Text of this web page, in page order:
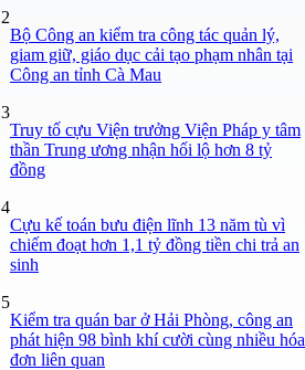
2
Bộ Công an kiểm tra công tác quản lý,
giam giữ, giáo dục cải tạo phạm nhân tại
Công an tỉnh Cà Mau
3
Truy tố cựu Viện trưởng Viện Pháp y tâm
thần Trung ương nhận hối lộ hơn 8 tỷ
đồng
4
Cựu kế toán bưu điện lĩnh 13 năm tù vì
chiếm đoạt hơn 1,1 tỷ đồng tiền chi trả an
sinh
5
Kiểm tra quán bar ở Hải Phòng, công an
phát hiện 98 bình khí cười cùng nhiều hóa
đơn liên quan